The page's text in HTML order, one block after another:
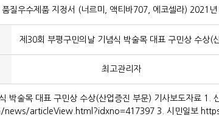
품질우수제품 지정서 (너르미, 액티바707, 에코셀라) 2021
제30회 부평구민의날 기념식 박술목 대표 구민상 수상(
최고관리자
식 박술목 대표 구민상 수상(산업증진 부문) 기사보도
articleView.html?idxno=417397 3. 시민일보